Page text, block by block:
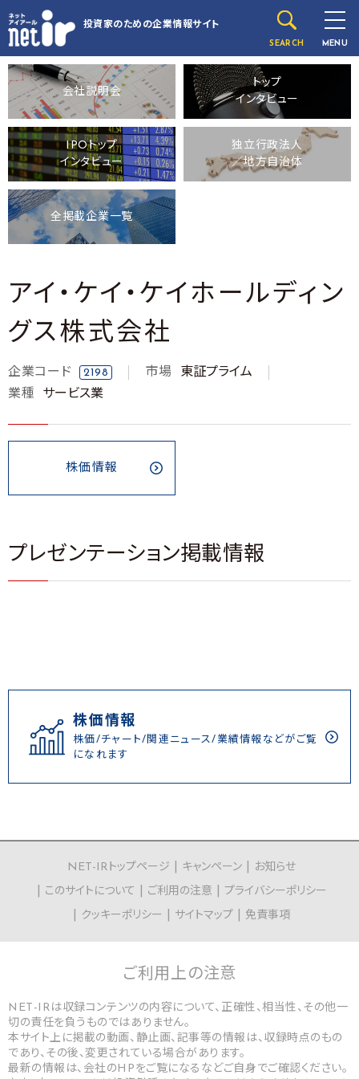
投資家のための企業情報サイト
SEARCH MENU
会社説明会
トップ
インタビュー
IPOトップ
インタビュー
独立行政法人
／地方自治体
全掲載企業一覧
アイ・ケイ・ケイホールディン
グス株式会社
企業コード 2198 市場
東証プライム
業種
サービス業
株価情報
プレゼンテーション掲載情報
株価情報
株価/チャート/関連ニュース/業績情報などがご覧
になれます
NET-IRトップページ キャンペーン
お知らせ
このサイトについて
ご利用の注意
プライバシーポリシー
クッキーポリシー
サイトマップ 免責事項
ご利用上の注意
NET-IRは収録コンテンツの内容について、正確性、相当性、その他一
切の責任を負うものではありません。
本サイト上に掲載の動画、静止画、記事等の情報は、収録時点のもの
であり、その後、変更されている場合があります。
最新の情報は、会社のHPをご覧になるなどご自身でご確認ください。